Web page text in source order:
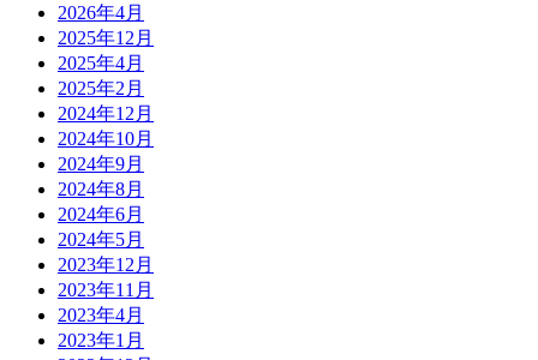
2026年4月
2025年12月
2025年4月
2025年2月
2024年12月
2024年10月
2024年9月
2024年8月
2024年6月
2024年5月
2023年12月
2023年11月
2023年4月
2023年1月